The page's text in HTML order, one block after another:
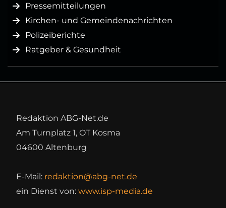
Pressemitteilungen
Kirchen- und Gemeindenachrichten
Polizeiberichte
Ratgeber & Gesundheit
Redaktion ABG-Net.de
Am Turnplatz 1, OT Kosma
04600 Altenburg
E-Mail: redaktion@abg-net.de
ein Dienst von: www.isp-media.de